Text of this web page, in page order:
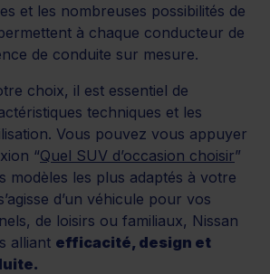
et les nombreuses possibilités de
à chaque conducteur de
de conduite sur mesure.
choix, il est essentiel de
techniques et les
Vous pouvez vous appuyer
“Quel SUV d’occasion choisir”
modèles les plus adaptés à votre
d’un véhicule pour vos
de loisirs ou familiaux, Nissan
alliant efficacité, design et